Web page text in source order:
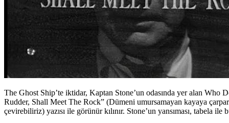
The Ghost Ship’te iktidar, Kaptan Stone’un odasında yer alan Who
Rudder, Shall Meet The Rock” (Dümeni umursamayan kayaya
çevirebiliriz) yazısı ile görünür kılınır. Stone’un yansıması, tabela ile